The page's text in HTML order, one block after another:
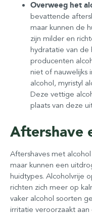
Overweeg het
bevattende
maar kunnen de
zijn milder en
hydratatie van
producenten
niet of nauwelijks
alcohol, myristyl
Deze vettige
plaats van deze
Aftershave
Aftershaves met
maar kunnen een
huidtypes. Alcoholvrije
richten zich meer op
vaker alcohol soorten
irritatie veroorzaakt